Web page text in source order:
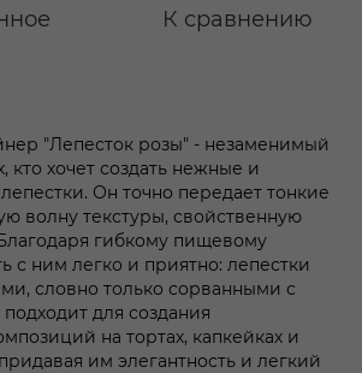
К сравнению
"Лепесток розы" - незаменимый
кто хочет создать нежные и
Он точно передает тонкие
волну текстуры, свойственную
гибкому пищевому
с ним легко и приятно: лепестки
словно только сорванными с
для создания
на тортах, капкейках и
им элегантность и легкий